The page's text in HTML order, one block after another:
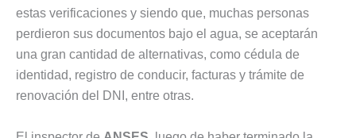
estas verificaciones y siendo que, muchas personas
perdieron sus documentos bajo el agua, se aceptarán
una gran cantidad de alternativas, como cédula de
identidad, registro de conducir, facturas y trámite de
renovación del DNI, entre otras.